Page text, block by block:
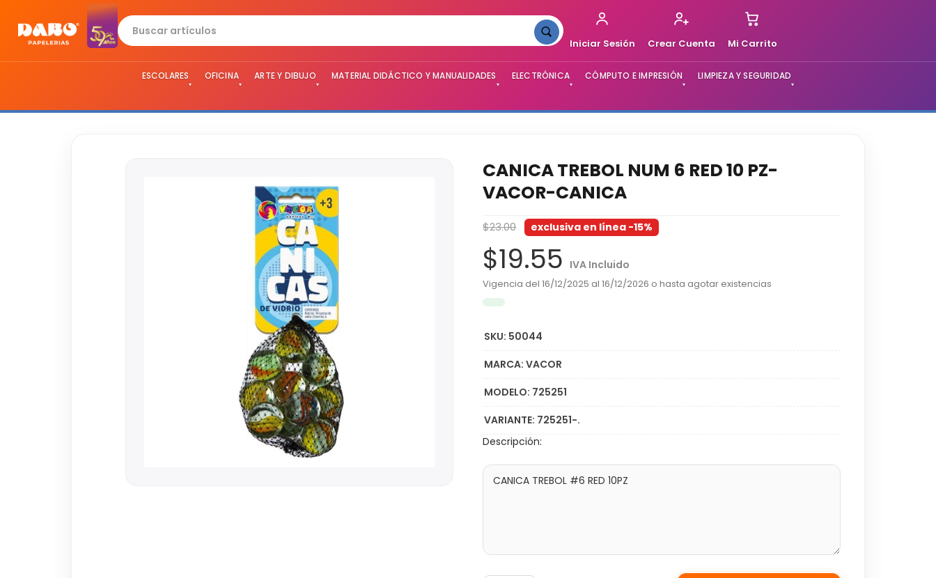
Iniciar Sesión Crear Cuenta Mi Carrito
ESCOLARES
▾
OFICINA
▾
ARTE Y DIBUJO
▾
MATERIAL DIDÁCTICO Y MANUALIDADES
▾
ELECTRÓNICA
▾
CÓMPUTO E IMPRESIÓN
▾
LIMPIEZA Y SEGURIDAD
▾
CANICA TREBOL NUM 6 RED 10 PZ-
VACOR-CANICA
$23.00 exclusiva en línea -15%
$19.55 IVA Incluido
Vigencia del 16/12/2025 al 16/12/2026 o hasta agotar existencias
SKU: 50044
MARCA: VACOR
MODELO: 725251
VARIANTE: 725251-.
Descripción: